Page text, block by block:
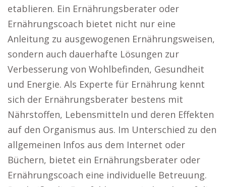
etablieren. Ein Ernährungsberater oder
Ernährungscoach bietet nicht nur eine
Anleitung zu ausgewogenen Ernährungsweisen,
sondern auch dauerhafte Lösungen zur
Verbesserung von Wohlbefinden, Gesundheit
und Energie. Als Experte für Ernährung kennt
sich der Ernährungsberater bestens mit
Nährstoffen, Lebensmitteln und deren Effekten
auf den Organismus aus. Im Unterschied zu den
allgemeinen Infos aus dem Internet oder
Büchern, bietet ein Ernährungsberater oder
Ernährungscoach eine individuelle Betreuung.